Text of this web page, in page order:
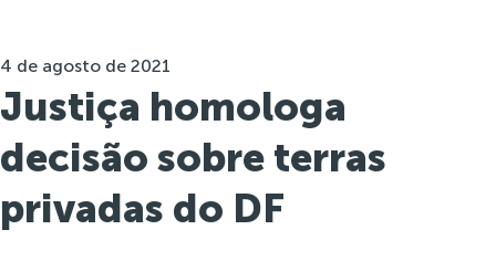
4 de agosto de 2021
Justiça homologa
decisão sobre terras
privadas do DF